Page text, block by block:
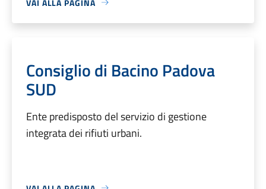
Consiglio di Bacino Padova
SUD
Ente predisposto del servizio di gestione
integrata dei rifiuti urbani.